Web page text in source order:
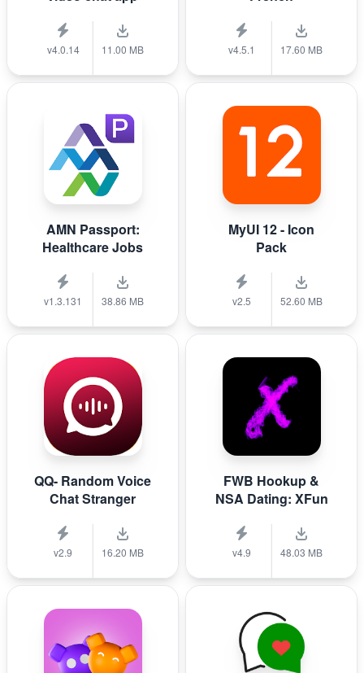
v4.0.14 11.00 MB v4.5.1 17.60 MB
AMN Passport:
Healthcare Jobs
v1.3.131 38.86 MB
MyUI 12 - Icon
Pack
v2.5 52.60 MB
QQ- Random Voice
Chat Stranger
v2.9 16.20 MB
FWB Hookup &
NSA Dating: XFun
v4.9 48.03 MB